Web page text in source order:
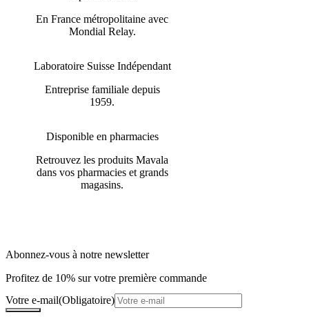
En France métropolitaine avec
Mondial Relay.
Laboratoire Suisse Indépendant
Entreprise familiale depuis
1959.
Disponible en pharmacies
Retrouvez les produits Mavala
dans vos pharmacies et grands
magasins.
Abonnez-vous à notre newsletter
Profitez de 10% sur votre première commande
Votre e-mail(Obligatoire)